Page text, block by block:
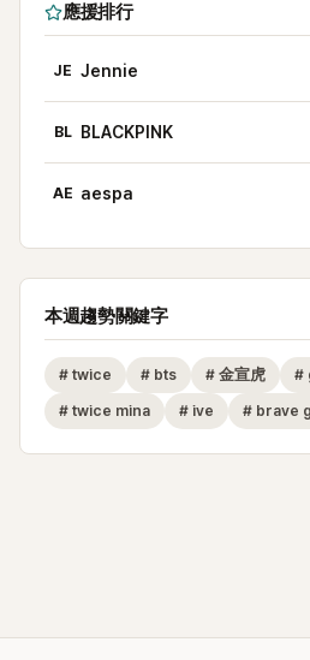
應援排行
JE Jennie
BL BLACKPINK
AE aespa
本週趨勢關鍵字
# twice # bts # 金宣虎 #
# twice mina # ive # brave